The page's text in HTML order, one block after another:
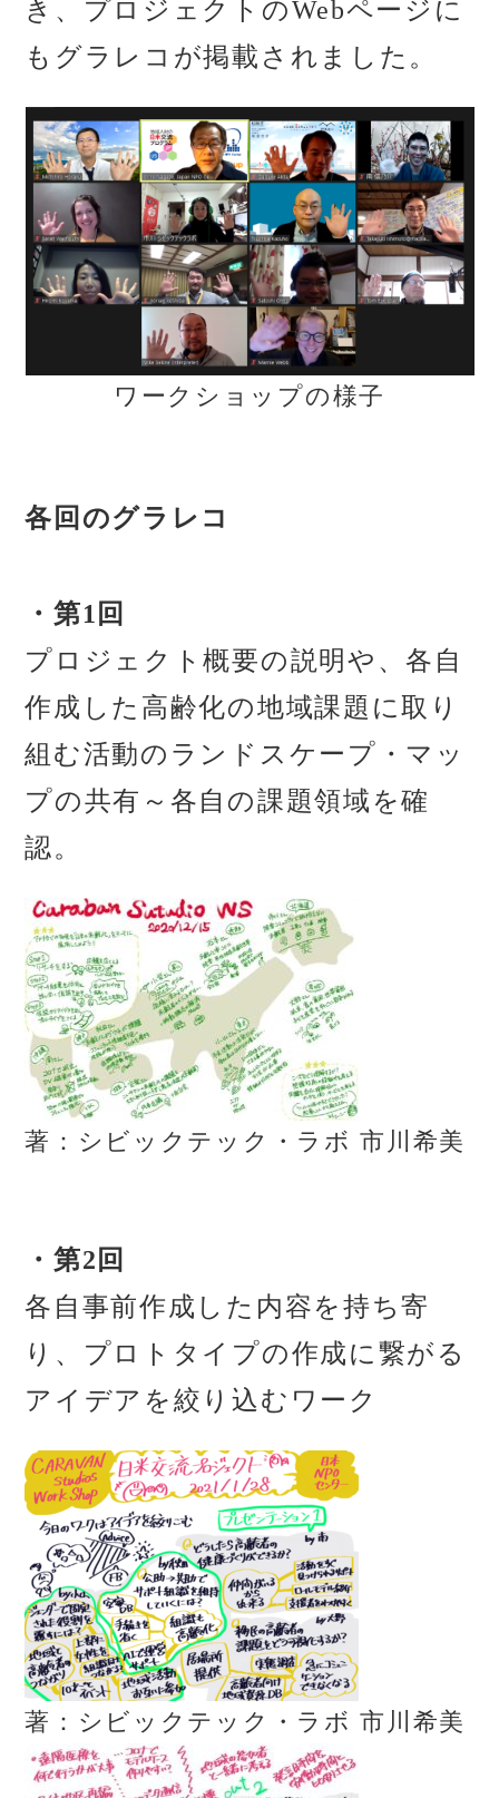
き、プロジェクトのWebページに
もグラレコが掲載されました。
ワークショップの様子
各回のグラレコ
・第1回
プロジェクト概要の説明や 、各自
作成した高齢化の地域課題に取り
組む活動のランドスケープ・マッ
プの共有～各自の課題領域を確
認。
著：シビックテック・ラボ 市川希美
・第2回
各自事前作成した内容を持ち寄
り、プロトタイプの作成に繋がる
アイデアを絞り込むワーク
著：シビックテック・ラボ 市川希美